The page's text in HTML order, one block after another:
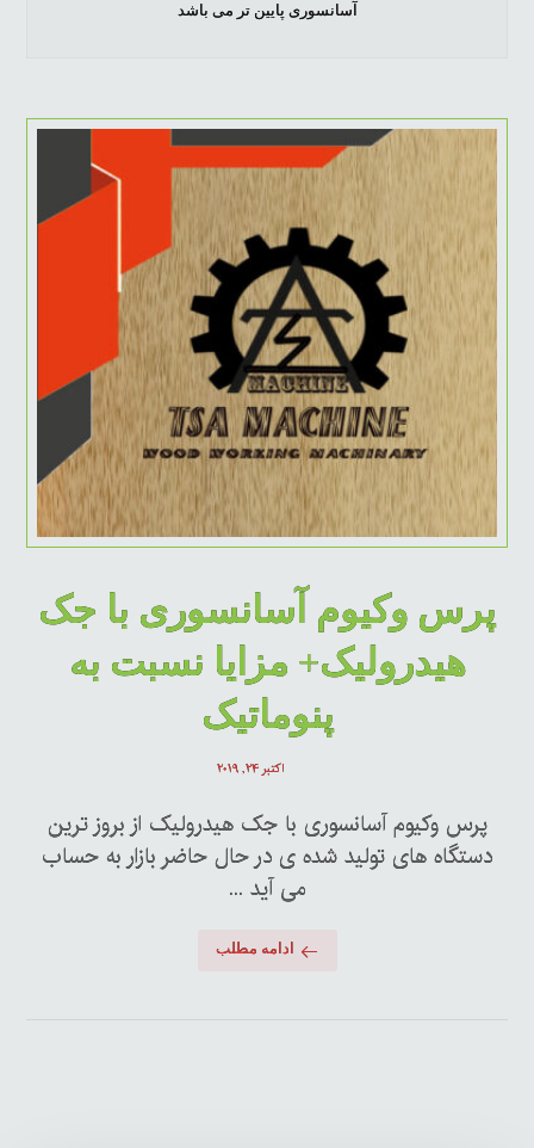
آسانسوری پایین تر می باشد
پرس وکیوم آسانسوری با جک
هیدرولیک+ مزایا نسبت به
پنوماتیک
اکتبر ۲۴, ۲۰۱۹
پرس وکیوم آسانسوری با جک هیدرولیک از بروز ترین
دستگاه های تولید شده ی در حال حاضر بازار به حساب
می آید ...
ادامه مطلب